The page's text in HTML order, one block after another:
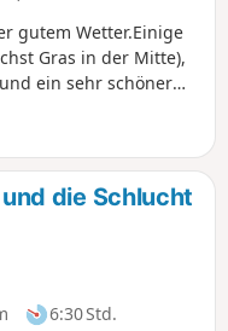
gutem Wetter.Einige
Gras in der Mitte),
ein sehr schöner
die Schlucht
6:30 Std.